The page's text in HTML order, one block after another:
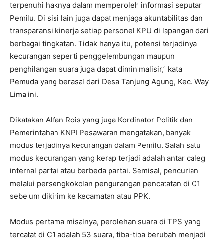
terpenuhi haknya dalam memperoleh informasi seputar
Pemilu. Di sisi lain juga dapat menjaga akuntabilitas dan
transparansi kinerja setiap personel KPU di lapangan dari
berbagai tingkatan. Tidak hanya itu, potensi terjadinya
kecurangan seperti penggelembungan maupun
penghilangan suara juga dapat diminimalisir,” kata
Pemuda yang berasal dari Desa Tanjung Agung, Kec. Way
Lima ini.
Dikatakan Alfan Rois yang juga Kordinator Politik dan
Pemerintahan KNPI Pesawaran mengatakan, banyak
modus terjadinya kecurangan dalam Pemilu. Salah satu
modus kecurangan yang kerap terjadi adalah antar caleg
internal partai atau berbeda partai. Semisal, pencurian
melalui persengkokolan pengurangan pencatatan di C1
sebelum dikirim ke kecamatan atau PPK.
Modus pertama misalnya, perolehan suara di TPS yang
tercatat di C1 adalah 53 suara, tiba-tiba berubah menjadi